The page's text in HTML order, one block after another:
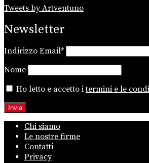
Tweets by Artventuno
Newsletter
Indirizzo Email*
Nome
Ho letto e accetto itermini e le
Chi siamo
Le nostre firme
Contatti
Privacy